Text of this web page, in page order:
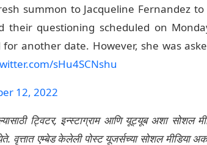
summon to Jacqueline Fernandez
their questioning scheduled on
another date. However, she was
sHu4SCNshu
12, 2022
ट्विटर, इन्स्टाग्राम आणि यूट्यूब अशा सोशल
वृत्तात एम्बेड केलेली पोस्ट यूजर्सच्या सोशल